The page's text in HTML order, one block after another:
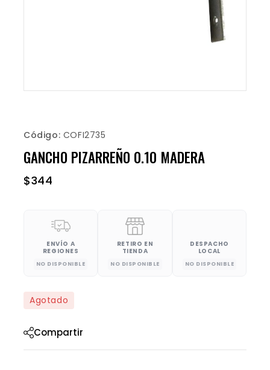
Código: COFI2735
GANCHO PIZARREÑO 0.10 MADERA
$344
ENVÍO A
REGIONES
NO DISPONIBLE
RETIRO EN
TIENDA
NO DISPONIBLE
DESPACHO
LOCAL
NO DISPONIBLE
Agotado
Compartir